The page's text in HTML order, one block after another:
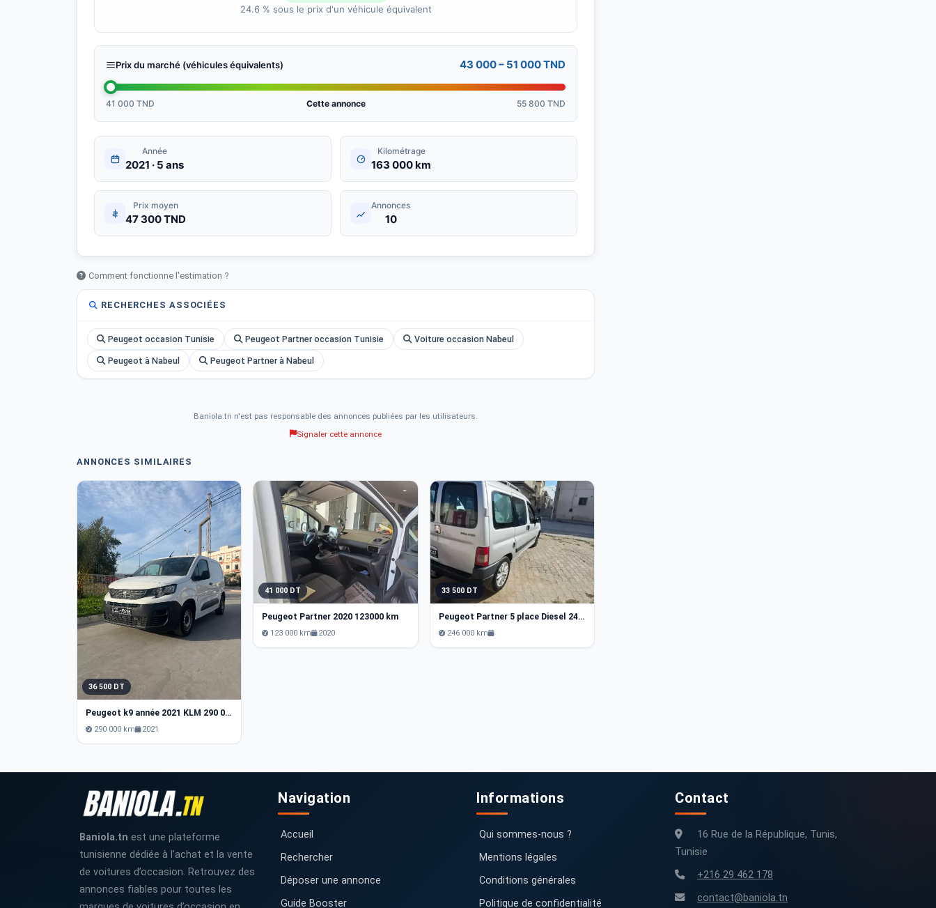
24.6 % sous le prix d'un véhicule équivalent
Prix du marché (véhicules équivalents) 43 000 – 51 000 TND
41 000 TND Cette annonce 55 800 TND
Année
2021 · 5 ans
Kilométrage
163 000 km
Prix moyen
47 300 TND
Annonces
10
Comment fonctionne l'estimation ?
RECHERCHES ASSOCIÉES
Peugeot occasion Tunisie Peugeot Partner occasion Tunisie Voiture occasion Nabeul
Peugeot à Nabeul Peugeot Partner à Nabeul
Baniola.tn n'est pas responsable des annonces publiées par les utilisateurs.
Signaler cette annonce
ANNONCES SIMILAIRES
36 500 DT
Peugeot k9 année 2021 KLM 290 000
290 000 km 2021
41 000 DT
Peugeot Partner 2020 123000 km
123 000 km 2020
33 500 DT
Peugeot Partner 5 place Diesel 246 000 km
246 000 km
Baniola.tn est une plateforme
tunisienne dédiée à l’achat et la vente
de voitures d’occasion. Retrouvez des
annonces fiables pour toutes les
Navigation
Accueil
Rechercher
Déposer une annonce
Guide Booster
Informations
Qui sommes-nous ?
Mentions légales
Conditions générales
Politique de confidentialité
Contact
16 Rue de la République, Tunis,
Tunisie
+216 29 462 178
contact@baniola.tn